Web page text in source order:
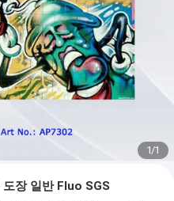
1/1
장 일반 Fluo SGS